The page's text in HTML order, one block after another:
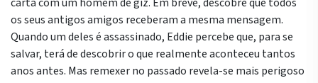
os seus antigos amigos receberam a mesma mensagem.
Quando um deles é assassinado, Eddie percebe que, para se
salvar, terá de descobrir o que realmente aconteceu tantos
anos antes. Mas remexer no passado revela-se mais perigoso